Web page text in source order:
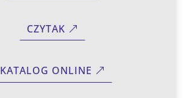
CZYTAK
KATALOG ONLINE